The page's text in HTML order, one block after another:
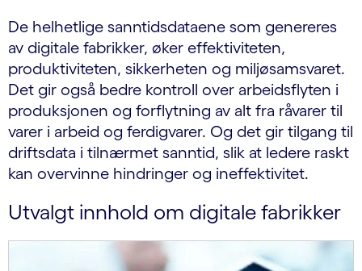
De helhetlige sanntidsdataene som genereres
av digitale fabrikker, øker effektiviteten,
produktiviteten, sikkerheten og miljøsamsvaret.
Det gir også bedre kontroll over arbeidsflyten i
produksjonen og forflytning av alt fra råvarer til
varer i arbeid og ferdigvarer. Og det gir tilgang til
driftsdata i tilnærmet sanntid, slik at ledere raskt
kan overvinne hindringer og ineffektivitet.
Utvalgt innhold om digitale fabrikker